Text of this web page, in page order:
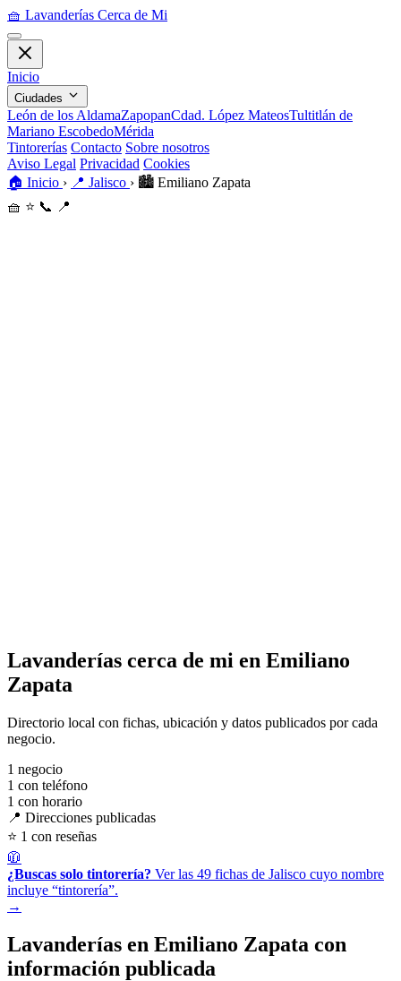
🧺 Lavanderías Cerca de Mi
Inicio
Ciudades
León de los AldamaZapopanCdad. López MateosTultitlán de
Mariano EscobedoMérida
Tintorerías Contacto Sobre nosotros
Aviso Legal Privacidad Cookies
🏠 Inicio › 📍 Jalisco › 🏙️ Emiliano Zapata
🧺 ⭐ 📞 📍
Lavanderías cerca de mi en Emiliano
Zapata
Directorio local con fichas, ubicación y datos publicados por cada
negocio.
1 negocio
1 con teléfono
1 con horario
📍 Direcciones publicadas
⭐ 1 con reseñas
🧥
¿Buscas solo tintorería? Ver las 49 fichas de Jalisco cuyo nombre
incluye “tintorería”.
→
Lavanderías en Emiliano Zapata con
información publicada